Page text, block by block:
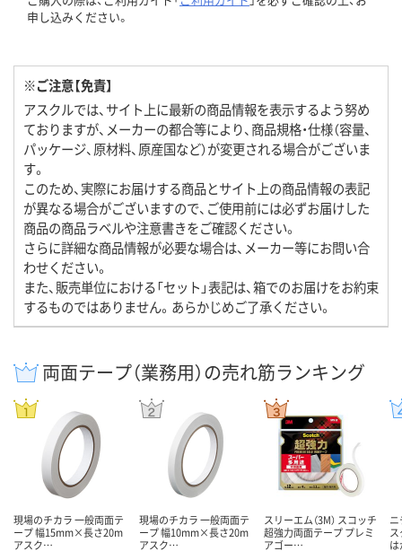
申し込みください。
※ご注意【免責】
アスクルでは、サイト上に最新の商品情報を表示するよう努め
ておりますが、メーカーの都合等により、商品規格・仕様（容量、
パッケージ、原材料、原産国など）が変更される場合がございま
す。
このため、実際にお届けする商品とサイト上の商品情報の表記
が異なる場合がございますので、ご使用前には必ずお届けした
商品の商品ラベルや注意書きをご確認ください。
さらに詳細な商品情報が必要な場合は、メーカー等にお問い合
わせください。
また、販売単位における「セット」表記は、箱でのお届けをお約束
するものではありません。あらかじめご了承ください。
両面テープ（業務用）の売れ筋ランキング
現場のチカラ 一般両面テ
ープ 幅15mm×長さ20m
アスク…
現場のチカラ 一般両面テ
ープ 幅10mm×長さ20m
アスク…
スリーエム（3M） スコッチ
超強力両面テープ プレミ
アゴー…